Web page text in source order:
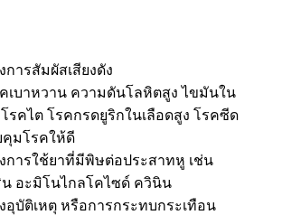
การสัมผัสเสียงดัง
เบาหวาน ความดันโลหิตสูง ไขมันใน
โรคไต โรคกรดยูริกในเลือดสูง โรคซีด
คุมโรคให้ดี
การใช้ยาที่มีพิษต่อประสาทหู เช่น
อะมิโนไกลโคไซด์ ควินิน
อุบัติเหตุ หรือการกระทบกระเทือน